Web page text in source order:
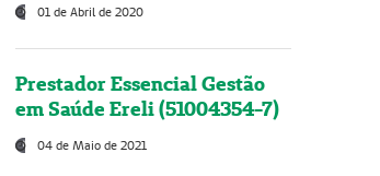
01 de Abril de 2020
Prestador Essencial Gestão
em Saúde Ereli (51004354-7)
04 de Maio de 2021